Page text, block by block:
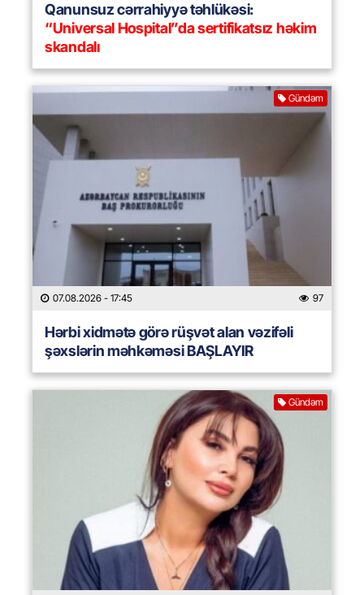
Qanunsuz cərrahiyyə təhlükəsi:
“Universal Hospital”da sertifikatsız həkim
skandalı
Gündəm
07.08.2026 - 17:45 97
Hərbi xidmətə görə rüşvət alan vəzifəli
şəxslərin məhkəməsi BAŞLAYIR
Gündəm